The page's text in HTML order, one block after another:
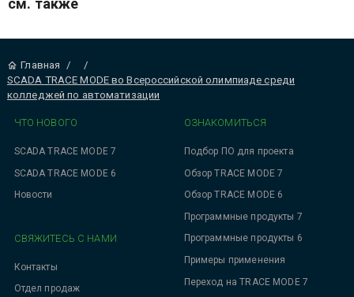
см. также
Главная /
/
SCADA TRACE MODE во Всероссийской олимпиаде среди
колледжей по автоматизации
ЧТО НОВОГО
SCADA TRACE MODE 7
SCADA TRACE MODE 6
Новости
ОЗНАКОМИТЬСЯ
Подбор ПО для проекта
Обзор TRACE MODE 7
Обзор TRACE MODE 6
Программные продукты 7
Программные продукты 6
Примеры применения
Переход на TRACE MODE 7
СВЯЖИТЕСЬ С НАМИ
Контакты
Отдел продаж